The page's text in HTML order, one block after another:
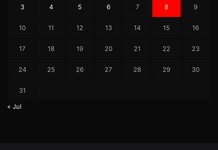
3 4 5 6 7 8 9
10 11 12 13 14 15 16
17 18 19 20 21 22 23
24 25 26 27 28 29 30
31
« Jul